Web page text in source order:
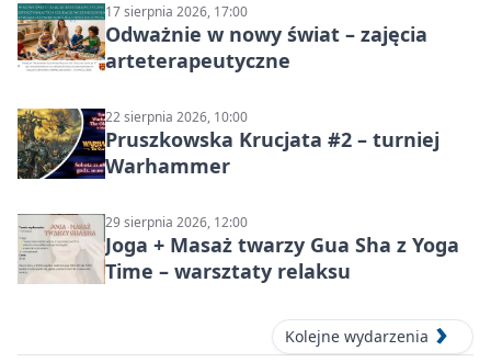
17 sierpnia 2026, 17:00
Odważnie w nowy świat – zajęcia
arteterapeutyczne
22 sierpnia 2026, 10:00
Pruszkowska Krucjata #2 – turniej
Warhammer
29 sierpnia 2026, 12:00
Joga + Masaż twarzy Gua Sha z Yoga
Time – warsztaty relaksu
Kolejne wydarzenia